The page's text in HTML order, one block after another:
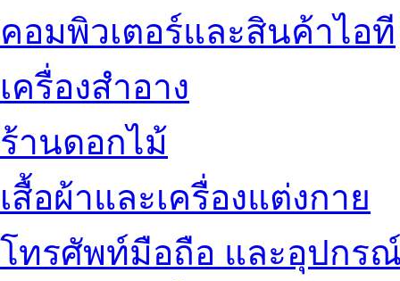
คอมพิวเตอร์และสินค้าไอที
เครื่องสำอาง
ร้านดอกไม้
เสื้อผ้าและเครื่องแต่งกาย
โทรศัพท์มือถือ และอุปกร